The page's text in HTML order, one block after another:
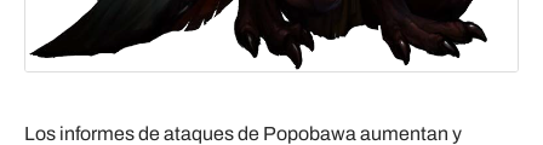
Los informes de ataques de Popobawa aumentan y